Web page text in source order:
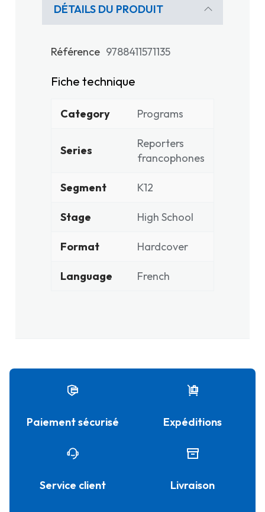
DÉTAILS DU PRODUIT
Référence 9788411571135
Fiche technique
Category Programs
Series
Reporters
francophones
Segment K12
Stage High School
Format Hardcover
Language French
Paiement sécurisé Expéditions
Service client Livraison